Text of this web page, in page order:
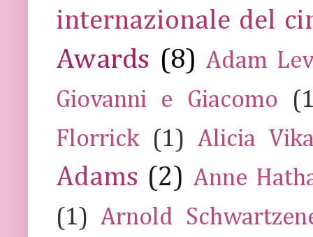
internazionale del
Awards (8) Adam
Giovanni e Giacomo
Florrick
(1) Alicia
Adams (2) Anne
(1) Arnold